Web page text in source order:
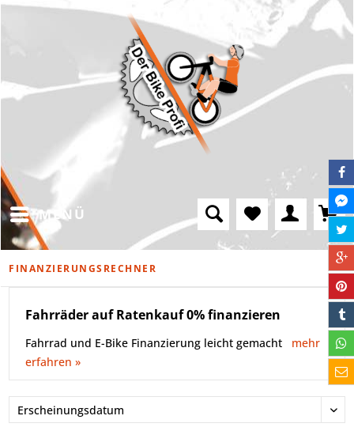
MENÜ
FINANZIERUNGSRECHNER
Fahrräder auf Ratenkauf 0% finanzieren
Fahrrad und E-Bike Finanzierung leicht gemacht mehr
erfahren »